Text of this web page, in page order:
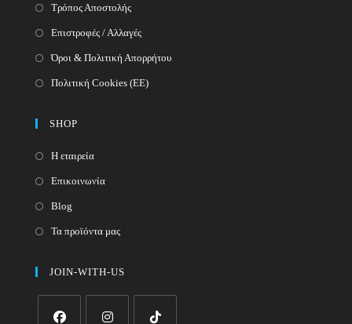
Τρόπος Αποστολής
Επιστροφές / Αλλαγές
Όροι & Πολιτική Απορρήτου
Πολιτική Cookies (ΕΕ)
SHOP
Η εταιρεία
Επικοινωνία
Blog
Τα προϊόντα μας
JOIN-WITH-US